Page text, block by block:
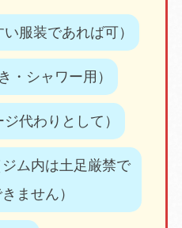
服装であれば可）
シャワー用）
代わりとして）
ム内は土足厳禁で
ません）